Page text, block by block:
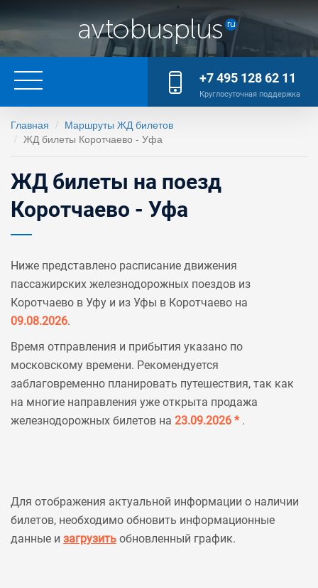
+7 495 128 62 11
Круглосуточная поддержка
Главная
Маршруты ЖД билетов
ЖД билеты Коротчаево - Уфа
ЖД билеты на поезд
Коротчаево - Уфа
Ниже представлено расписание движения
пассажирских железнодорожных поездов из
Коротчаево в Уфу и из Уфы в Коротчаево на
09.08.2026.
Время отправления и прибытия указано по
московскому времени. Рекомендуется
заблаговременно планировать путешествия, так как
на многие направления уже открыта продажа
железнодорожных билетов на 23.09.2026 * .
Для отображения актуальной информации о наличии
билетов, необходимо обновить информационные
данные и загрузить обновленный график.